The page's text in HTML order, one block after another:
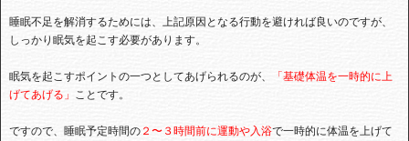
睡眠不足を解消するためには、上記原因となる行動を避ければ良いのですが、
しっかり眠気を起こす必要があります。
眠気を起こすポイントの一つとしてあげられるのが、
「基礎体温を一時的に上
げてあげる」 ことです。
ですので、睡眠予定時間の ２〜３時間前に運動や入浴で一時的に体温を上げて